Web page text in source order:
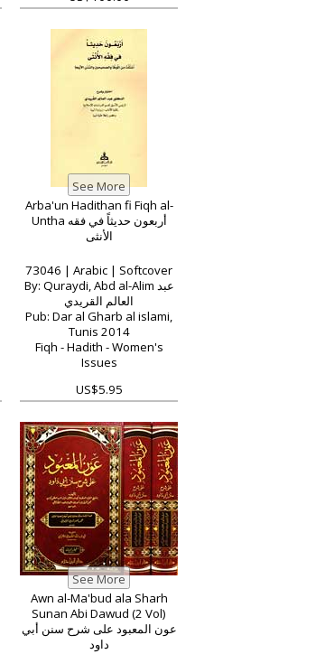
Arba'un Hadithan fi Fiqh al-
Untha أربعون حديثاً في فقه
الأنثى
73046 | Arabic | Softcover
By: Quraydi, Abd al-Alim عبد
العالم القريدي
Pub: Dar al Gharb al islami,
Tunis 2014
Fiqh - Hadith - Women's
Issues
US$5.95
Awn al-Ma'bud ala Sharh
Sunan Abi Dawud (2 Vol)
عون المعبود على شرح سنن أبي
داود